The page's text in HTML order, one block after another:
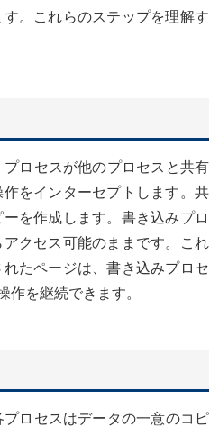
。これらのステップを理解す
ロセスが他のプロセスと共有
をインターセプトします。共
を作成します。書き込みプロ
クセス可能のままです。これ
たページは、書き込みプロセ
を継続できます。
ロセスはデータの一意のコピ